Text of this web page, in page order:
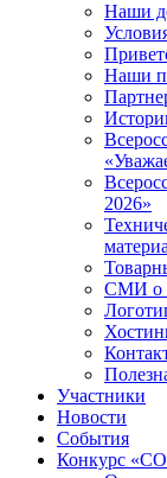
Наши
Наши
2026»
СМИ о
Участники
Новости
События
Конкурс